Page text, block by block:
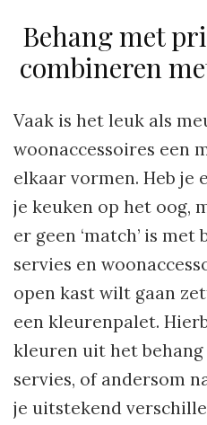
Behang met
combineren
Vaak is het leuk als
woonaccessoires een
elkaar vormen. Heb je
je keuken op het oog,
er geen ‘match’ is
servies en
open kast wilt gaan
een kleurenpalet.
kleuren uit het
servies, of andersom
je uitstekend